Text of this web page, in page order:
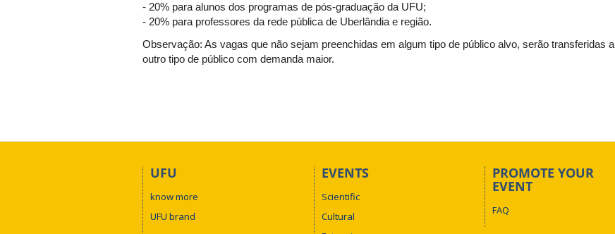
- 20% para alunos dos programas de pós-graduação da UFU;
- 20% para professores da rede pública de Uberlândia e região.
Observação: As vagas que não sejam preenchidas em algum tipo de público alvo, serão transferidas a
outro tipo de público com demanda maior.
UFU
know more
UFU brand
EVENTS
Scientific
Cultural
PROMOTE YOUR
EVENT
FAQ